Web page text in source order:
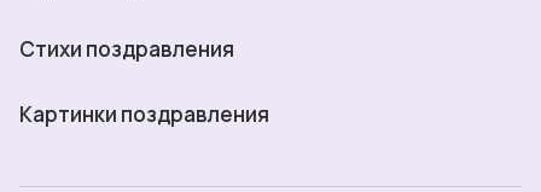
Стихи поздравления
Картинки поздравления